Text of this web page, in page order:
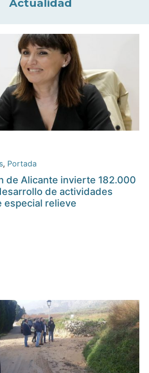
Actualidad
, Portada
de Alicante invierte 182.000
de actividades
especial relieve